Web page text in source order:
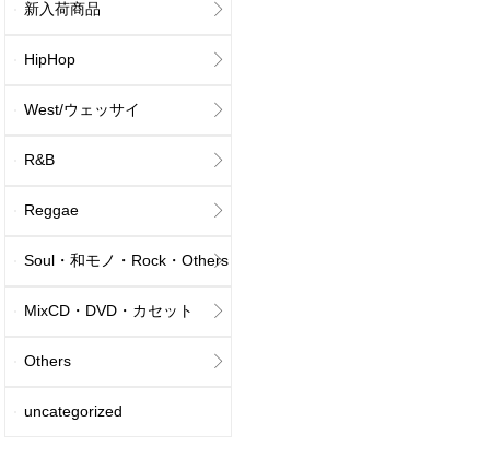
新入荷商品
HipHop
West/ウェッサイ
R&B
Reggae
Soul・和モノ・Rock・Others
MixCD・DVD・カセット
Others
uncategorized